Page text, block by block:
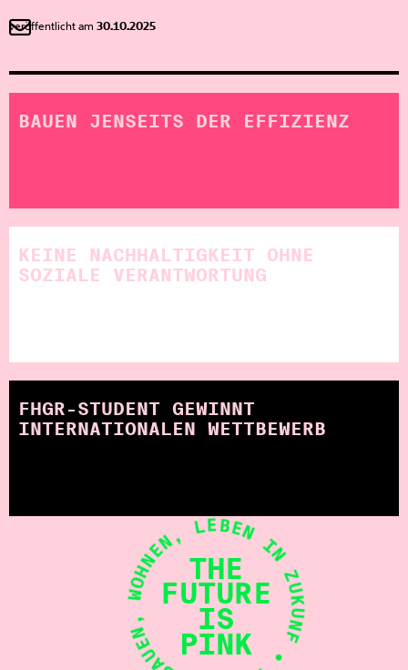
veröffentlicht am 30.10.2025
BAUEN JENSEITS DER EFFIZIENZ
KEINE NACH­HALTIG­KEIT OHNE
SOZIALE VER­ANT­WORTUNG
FHGR-STUDENT GEWINNT
INTERNATIONALEN WETTBEWERB
• PLANEN, BAUEN, WOHNEN, LEBEN IN ZUKUNFT
THE
FUTURE
IS
PINK